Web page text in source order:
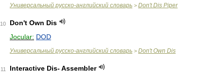
Универсальный русско-английский словарь > Don't Dis Piper
10
Don't Own Dis
Jocular: DOD
Универсальный русско-английский словарь > Don't Own Dis
11 Interactive Dis- Assembler